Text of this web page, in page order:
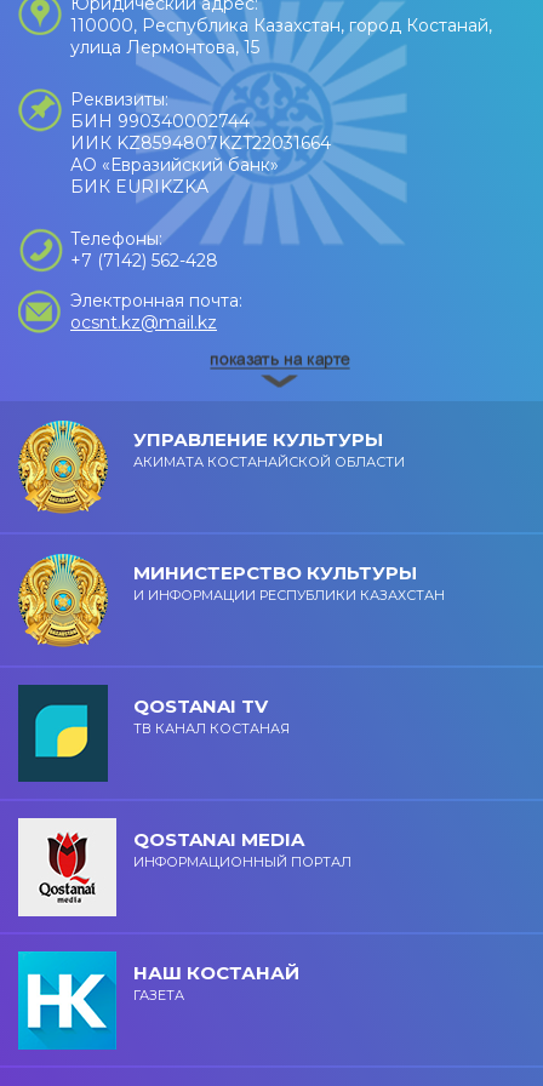
110000, Республика Казахстан, город Костанай,
улица Лермонтова, 15
Реквизиты:
БИН 990340002744
ИИК KZ8594807KZT22031664
АО «Евразийский банк»
БИК EURIKZKA
Телефоны:
+7 (7142) 562-428
Электронная почта:
ocsnt.kz@mail.kz
УПРАВЛЕНИЕ КУЛЬТУРЫ
АКИМАТА КОСТАНАЙСКОЙ ОБЛАСТИ
МИНИСТЕРСТВО КУЛЬТУРЫ
И ИНФОРМАЦИИ РЕСПУБЛИКИ КАЗАХСТАН
QOSTANAI TV
ТВ КАНАЛ КОСТАНАЯ
QOSTANAI MEDIA
ИНФОРМАЦИОННЫЙ ПОРТАЛ
НАШ КОСТАНАЙ
ГАЗЕТА